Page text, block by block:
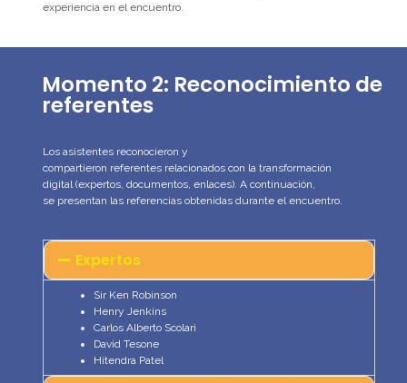
experiencia en el encuentro.
Momento 2: Reconocimiento de
referentes
Los asistentes reconocieron y
compartieron referentes relacionados con la transformación
digital (expertos, documentos, enlaces) A continuación,
se presentan las referencias obtenidas durante el encuentro.
Expertos
Sir Ken Robinson
Henry Jenkins
Carlos Alberto Scolari
David Tesone
Hitendra Patel